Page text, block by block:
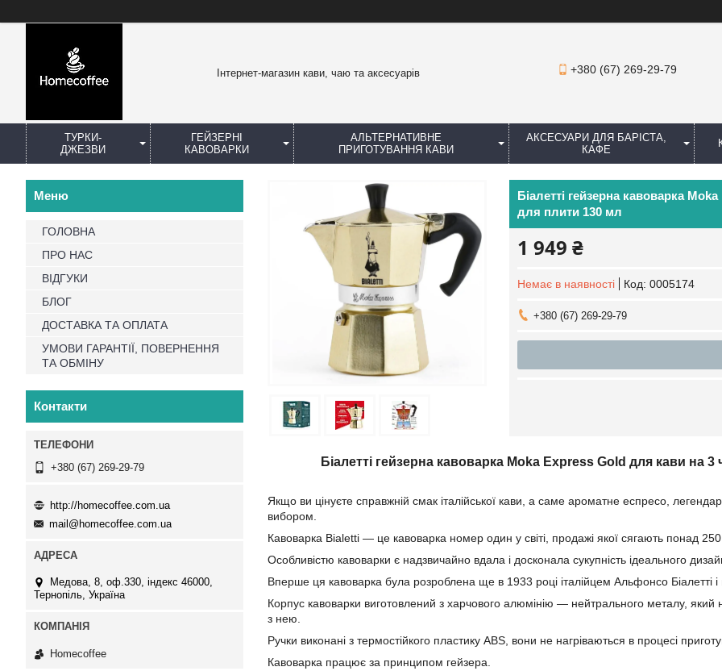
Інтернет-магазин кави, чаю та аксесуарів +380 (67) 269-29-79
ТУРКИ-
ДЖЕЗВИ
ГЕЙЗЕРНІ
КАВОВАРКИ
АЛЬТЕРНАТИВНЕ
ПРИГОТУВАННЯ КАВИ
АКСЕСУАРИ ДЛЯ БАРІСТА,
КАФЕ
Біалетті гейзерна кавоварка
для плити 130 мл
1 949 ₴
Немає в наявності Код: 0005174
+380 (67) 269-29-79
Біалетті гейзерна кавоварка Moka Express Gold для кави на
Якщо ви цінуєте справжній смак італійської кави, а саме ароматне еспресо,
вибором.
Кавоварка Bialetti ― це кавоварка номер один у світі, продажі якої сягають понад
Особливістю кавоварки є надзвичайно вдала і досконала сукупність ідеального
Вперше ця кавоварка була розроблена ще в 1933 році італійцем Альфонсо Біалетті і
Корпус кавоварки виготовлений з харчового алюмінію ― нейтрального металу, який
з нею.
Ручки виконані з термостійкого пластику ABS, вони не нагріваються в процесі
Кавоварка працює за принципом гейзера.
ГОЛОВНА
ПРО НАС
ВІДГУКИ
БЛОГ
ДОСТАВКА ТА ОПЛАТА
УМОВИ ГАРАНТІЇ, ПОВЕРНЕННЯ
ТА ОБМІНУ
Контакти
+380 (67) 269-29-79
http://homecoffee.com.ua
mail@homecoffee.com.ua
Медова, 8, оф.330, індекс 46000,
Тернопіль, Україна
Homecoffee